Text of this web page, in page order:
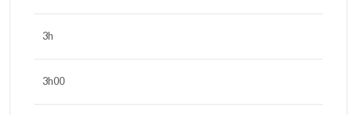
3h
3h00